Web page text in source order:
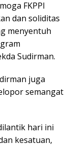
FKPPI
dan soliditas
menyentuh
Sudirman.
juga
semangat
hari ini
kesatuan,